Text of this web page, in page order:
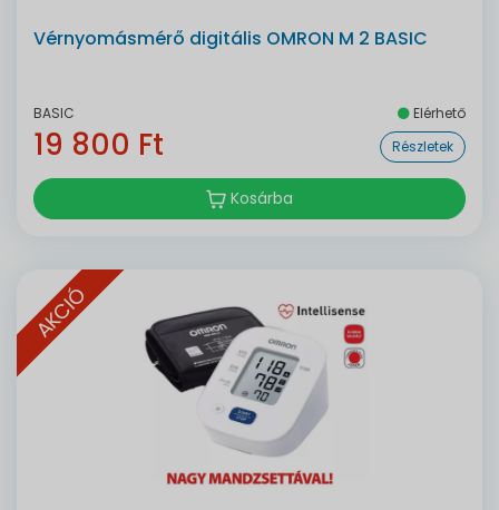
Vérnyomásmérő digitális OMRON M 2 BASIC
BASIC Elérhető
19 800 Ft Részletek
Kosárba
AKCIÓ